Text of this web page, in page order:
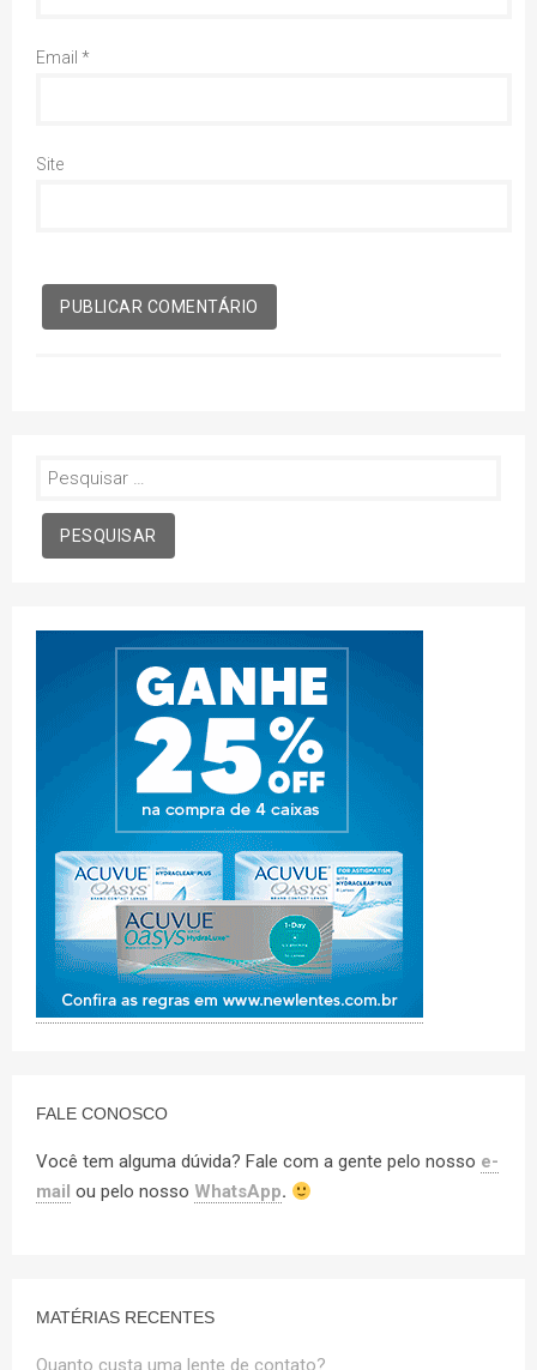
Email *
Site
Pesquisar
FALE CONOSCO
Você tem alguma dúvida? Fale com a gente pelo nosso e-
mail ou pelo nosso WhatsApp.
MATÉRIAS RECENTES
Quanto custa uma lente de contato?